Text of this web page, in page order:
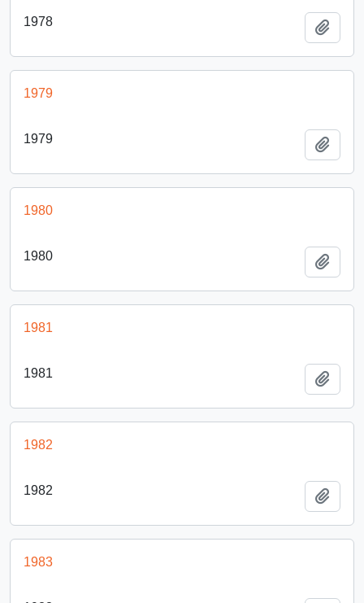
1978
1979
1979
1980
1980
1981
1981
1982
1982
1983